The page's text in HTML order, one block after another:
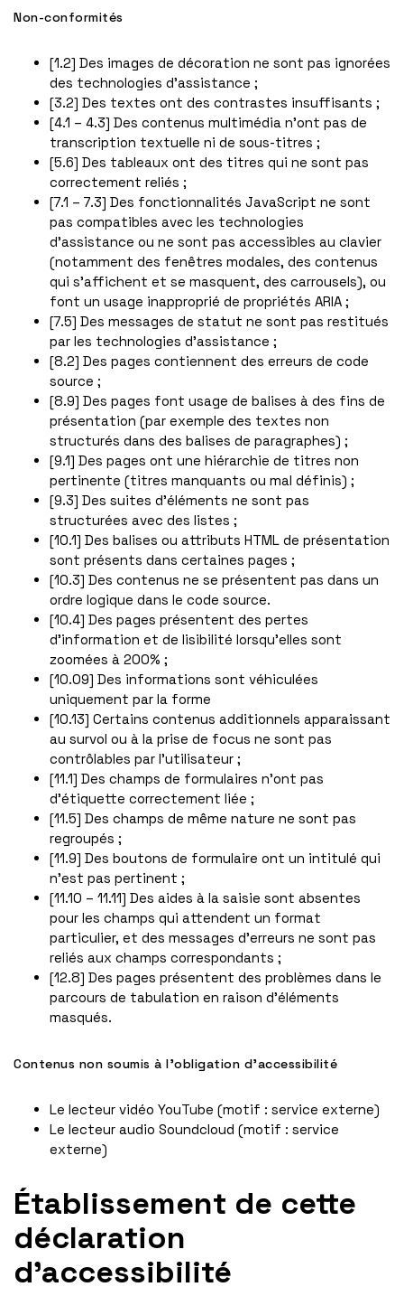
Non-conformités
[1.2] Des images de décoration ne sont pas ignorées
des technologies d’assistance ;
[3.2] Des textes ont des contrastes insuffisants ;
[4.1 – 4.3] Des contenus multimédia n’ont pas de
transcription textuelle ni de sous-titres ;
[5.6] Des tableaux ont des titres qui ne sont pas
correctement reliés ;
[7.1 – 7.3] Des fonctionnalités JavaScript ne sont
pas compatibles avec les technologies
d’assistance ou ne sont pas accessibles au clavier
(notamment des fenêtres modales, des contenus
qui s’affichent et se masquent, des carrousels), ou
font un usage inapproprié de propriétés ARIA ;
[7.5] Des messages de statut ne sont pas restitués
par les technologies d’assistance ;
[8.2] Des pages contiennent des erreurs de code
source ;
[8.9] Des pages font usage de balises à des fins de
présentation (par exemple des textes non
structurés dans des balises de paragraphes) ;
[9.1] Des pages ont une hiérarchie de titres non
pertinente (titres manquants ou mal définis) ;
[9.3] Des suites d’éléments ne sont pas
structurées avec des listes ;
[10.1] Des balises ou attributs HTML de présentation
sont présents dans certaines pages ;
[10.3] Des contenus ne se présentent pas dans un
ordre logique dans le code source.
[10.4] Des pages présentent des pertes
d’information et de lisibilité lorsqu’elles sont
zoomées à 200% ;
[10.09] Des informations sont véhiculées
uniquement par la forme
[10.13] Certains contenus additionnels apparaissant
au survol ou à la prise de focus ne sont pas
contrôlables par l’utilisateur ;
[11.1] Des champs de formulaires n’ont pas
d’étiquette correctement liée ;
[11.5] Des champs de même nature ne sont pas
regroupés ;
[11.9] Des boutons de formulaire ont un intitulé qui
n’est pas pertinent ;
[11.10 – 11.11] Des aides à la saisie sont absentes
pour les champs qui attendent un format
particulier, et des messages d’erreurs ne sont pas
reliés aux champs correspondants ;
[12.8] Des pages présentent des problèmes dans le
parcours de tabulation en raison d’éléments
masqués.
Contenus non soumis à l’obligation d’accessibilité
Le lecteur vidéo YouTube (motif : service externe)
Le lecteur audio Soundcloud (motif : service
externe)
Établissement de cette
déclaration
d’accessibilité